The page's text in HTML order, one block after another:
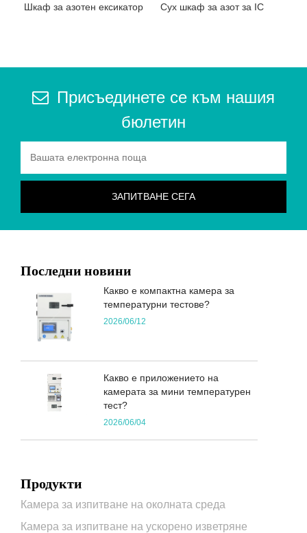
Шкаф за азотен ексикатор Сух шкаф за азот за IC
Присъединете се към нашия
бюлетин
Последни новини
Какво е компактна камера за
температурни тестове?
2026/06/12
Какво е приложението на
камерата за мини температурен
тест?
2026/06/04
Продукти
Камера за изпитване на околната среда
Камера за изпитване на ускорено изветряне